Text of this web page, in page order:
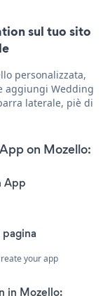
sul tuo sito
personalizzata,
aggiungi Wedding
laterale, piè di
on Mozello:
App
your app
in Mozello: